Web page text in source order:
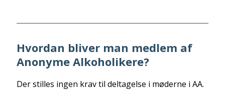
Hvordan bliver man medlem af
Anonyme Alkoholikere?
Der stilles ingen krav til deltagelse i møderne i AA.